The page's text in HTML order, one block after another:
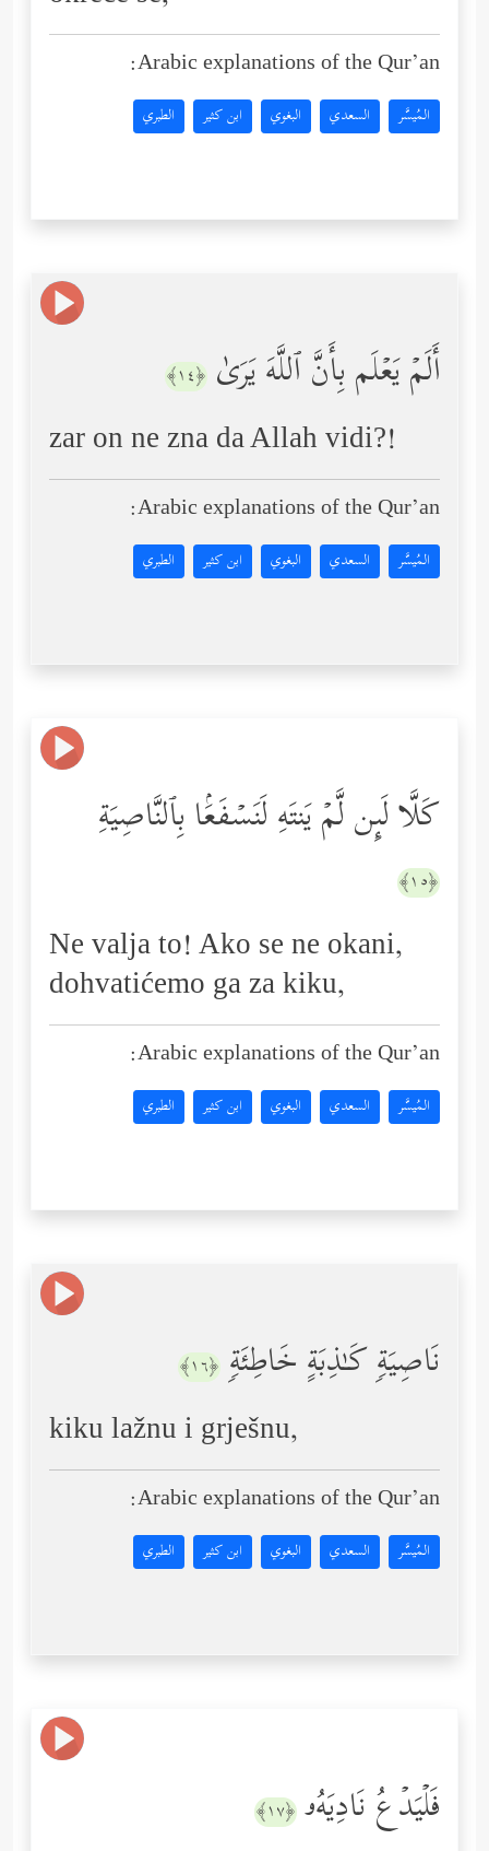
Arabic explanations of the Qur’an:
المُيسَّر السعدي البغوي ابن كثير الطبري
أَلَمۡ یَعۡلَم بِأَنَّ ٱللَّهَ یَرَىٰ ﴿١٤﴾
zar on ne zna da Allah vidi?!
Arabic explanations of the Qur’an:
المُيسَّر السعدي البغوي ابن كثير الطبري
كَلَّا لَىِٕن لَّمۡ یَنتَهِ لَنَسۡفَعَۢا بِٱلنَّاصِیَةِ
﴿١٥﴾
Ne valja to! Ako se ne okani,
dohvatićemo ga za kiku,
Arabic explanations of the Qur’an:
المُيسَّر السعدي البغوي ابن كثير الطبري
نَاصِیَةࣲ كَـٰذِبَةٍ خَاطِئَةࣲ ﴿١٦﴾
kiku lažnu i grješnu,
Arabic explanations of the Qur’an:
المُيسَّر السعدي البغوي ابن كثير الطبري
فَلۡیَدۡعُ نَادِیَهُۥ ﴿١٧﴾